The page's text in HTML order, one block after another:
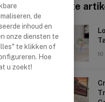
Nieuwste
de
inhoud en
onze diensten te
te klikken of
Hoe
u zoekt!